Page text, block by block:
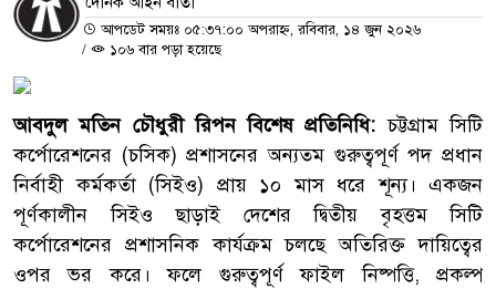
আপডেট সময়ঃ ০৫:৩৭:০০ অপরাহ্ন, রবিবার, ১৪ জুন ২০২৬
/
১০৬ বার পড়া হয়েছে
আবদুল মতিন চৌধুরী রিপন বিশেষ প্রতিনিধি: চট্টগ্রাম সিটি
কর্পোরেশনের (চসিক) প্রশাসনের অন্যতম গুরুত্বপূর্ণ পদ প্রধান
নির্বাহী কর্মকর্তা (সিইও) প্রায় ১০ মাস ধরে শূন্য। একজন
পূর্ণকালীন সিইও ছাড়াই দেশের দ্বিতীয় বৃহত্তম সিটি
কর্পোরেশনের প্রশাসনিক কার্যক্রম চলছে অতিরিক্ত দায়িত্বের
ওপর ভর করে। ফলে গুরুত্বপূর্ণ ফাইল নিষ্পত্তি, প্রকল্প